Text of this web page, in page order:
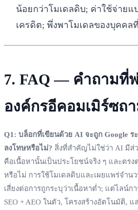
น้อยกว่าโมเดลดิบ; ค่าใช้จ่าย
เครดิต; พึ่งพาโมเดลของบุคคล
7. FAQ — คำถามที่
องค์กรอีคอมเมิร์ซถ
Q1: บล็อกที่เขียนด้วย AI จะถูก Google ร
ลงโทษหรือไม่? สิ่งที่สำคัญไม่ใช่ว่า AI มีส่
คือเนื้อหานั้นเป็นประโยชน์จริง ๆ และตรง
หรือไม่ การใช้โมเดลดิบและเผยแพร่จำน
เสี่ยงต่อการถูกระบุว่าเนื้อหาต่ำ; แต่ไลน์ก
SEO + AEO ในตัว, โครงสร้างอัตโนมัติ,